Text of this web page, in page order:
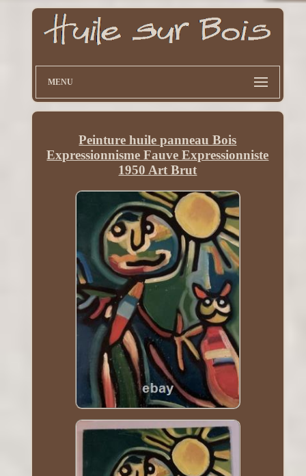
MENU
Peinture huile panneau Bois
Expressionnisme Fauve Expressionniste
1950 Art Brut